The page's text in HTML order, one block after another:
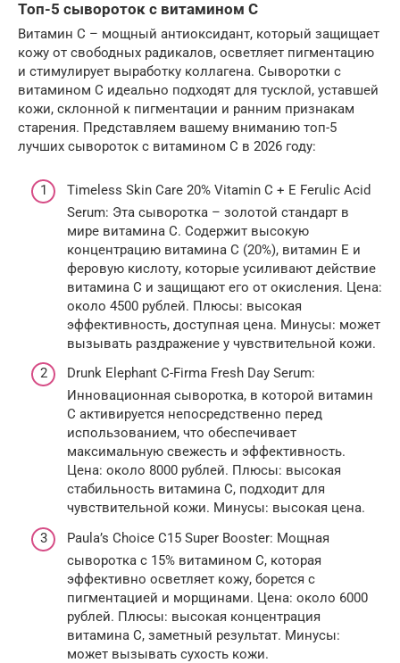
Топ-5 сывороток с витамином C
Витамин C – мощный антиоксидант, который защищает
кожу от свободных радикалов, осветляет пигментацию
и стимулирует выработку коллагена. Сыворотки с
витамином C идеально подходят для тусклой, уставшей
кожи, склонной к пигментации и ранним признакам
старения. Представляем вашему вниманию топ-5
лучших сывороток с витамином C в 2026 году:
Timeless Skin Care 20% Vitamin C + E Ferulic Acid
Serum: Эта сыворотка – золотой стандарт в
мире витамина C. Содержит высокую
концентрацию витамина C (20%), витамин E и
феровую кислоту, которые усиливают действие
витамина C и защищают его от окисления. Цена:
около 4500 рублей. Плюсы: высокая
эффективность, доступная цена. Минусы: может
вызывать раздражение у чувствительной кожи.
Drunk Elephant C-Firma Fresh Day Serum:
Инновационная сыворотка, в которой витамин
C активируется непосредственно перед
использованием, что обеспечивает
максимальную свежесть и эффективность.
Цена: около 8000 рублей. Плюсы: высокая
стабильность витамина C, подходит для
чувствительной кожи. Минусы: высокая цена.
Paula’s Choice C15 Super Booster: Мощная
сыворотка с 15% витамином C, которая
эффективно осветляет кожу, борется с
пигментацией и морщинами. Цена: около 6000
рублей. Плюсы: высокая концентрация
витамина C, заметный результат. Минусы:
может вызывать сухость кожи.